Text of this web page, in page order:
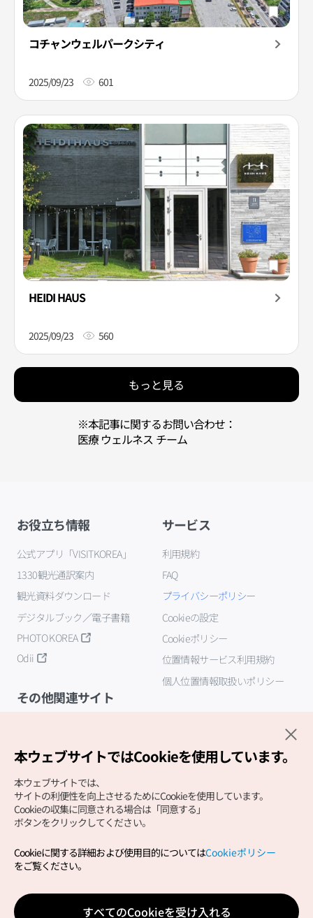
コチャンウェルパークシティ
2025/09/23 601
HEIDI HAUS
2025/09/23 560
もっと見る
※本記事に関するお問い合わせ：
医療 ウェルネス チーム
お役立ち情報
公式アプリ「VISITKOREA」
1330観光通訳案内
観光資料ダウンロード
デジタルブック／電子書籍
PHOTO KOREA
Odii
サービス
利用規約
FAQ
プライバシーポリシー
Cookieの設定
Cookieポリシー
位置情報サービス利用規約
個人位置情報取扱いポリシー
その他関連サイト
Copyright (c) Korea Tourism Organization All Rights
サイトエラー報告公式メール
japanese@knto.or.kr
本ウェブサイトではCookieを使用しています。
本ウェブサイトでは、
サイトの利便性を向上させるためにCookieを使用しています。
Cookieの収集に同意される場合は「同意する」
ボタンをクリックしてください。
Cookieに関する詳細および使用目的についてはCookieポリシー
をご覧ください。
すべてのCookieを受け入れる